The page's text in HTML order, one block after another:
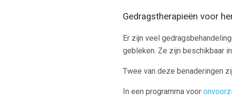
Gedragstherapieën voor
Er zijn veel
gebleken. Ze zijn beschikbaar
Twee van deze benaderingen
In een programma voor